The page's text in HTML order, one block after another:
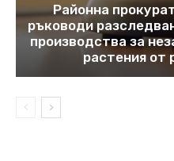
Районна
ръководи
производства за
растения от